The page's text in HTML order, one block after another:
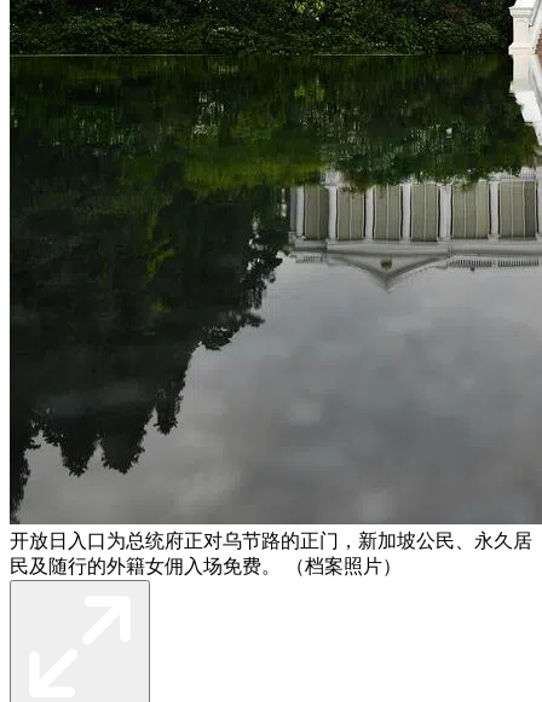
开放日入口为总统府正对乌节路的正门，新加坡公民、永久居
民及随行的外籍女佣入场免费。 （档案照片）